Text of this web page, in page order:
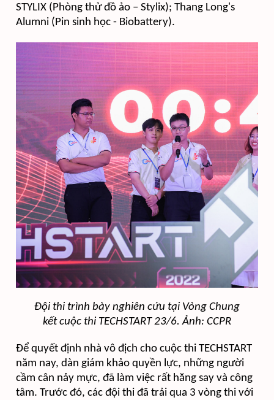
STYLIX (Phòng thử đồ ảo – Stylix); Thang Long's
Alumni (Pin sinh học - Biobattery).
Đội thi trình bày nghiên cứu tại Vòng Chung
kếtcuộc thi TECHSTART 23/6. Ảnh: CCPR
Để quyết định nhà vô địch cho cuộc thi TECHSTART
năm nay, dàn giám khảo quyền lực, những người
cầm cân nảy mực, đã làm việc rất hăng say và công
tâm. Trước đó, các đội thi đã trải qua 3 vòng thi với